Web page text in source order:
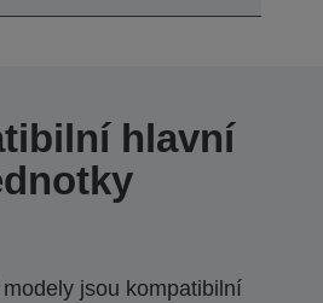
hlavní
jsou kompatibilní